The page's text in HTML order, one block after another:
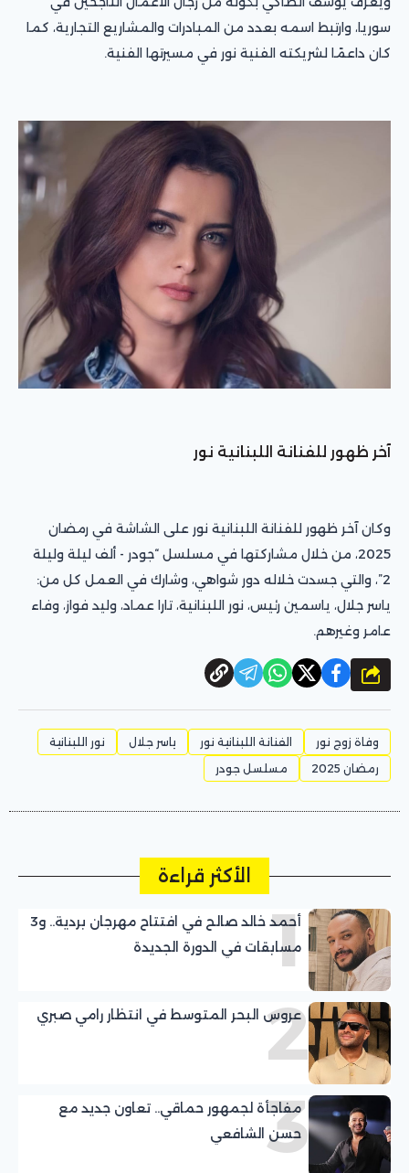
سوريا، وارتبط اسمه بعدد من المبادرات والمشاريع التجارية، كما
كان داعمًا لشريكته الفنية نور في مسيرتها الفنية.
آخر ظهور للفنانة اللبنانية نور
وكان آخر ظهور للفنانة اللبنانية نور على الشاشة في رمضان
2025، من خلال مشاركتها في مسلسل “جودر - ألف ليلة وليلة
2”، والتي جسدت خلاله دور شواهي، وشارك في العمل كل من:
ياسر جلال، ياسمين رئيس، نور اللبنانية، تارا عماد، وليد فواز، وفاء
عامر وغيرهم.
شارك
وفاة زوج نور الفنانة اللبنانية نور ياسر جلال
نور اللبنانية
رمضان 2025
مسلسل جودر
الأكثر قراءة
1
أحمد خالد صالح في افتتاح مهرجان بردية.. و3
مسابقات في الدورة الجديدة
2
عروس البحر المتوسط في انتظار رامي صبري
3
مفاجأة لجمهور حماقي.. تعاون جديد مع
حسن الشافعي